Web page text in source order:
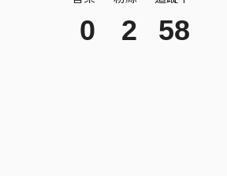
0 2 58